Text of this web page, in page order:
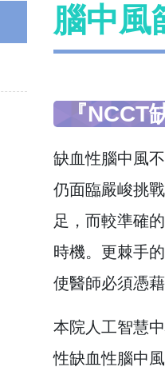
腦中風
『
缺血性腦中風
仍面臨嚴峻挑
足，而較準確
時機。更棘手
使醫師必須憑
本院人工智慧
性缺血性腦中